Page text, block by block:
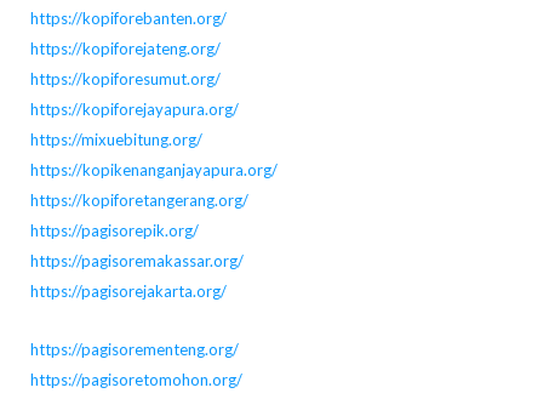
https://kopiforebanten.org/
https://kopiforejateng.org/
https://kopiforesumut.org/
https://kopiforejayapura.org/
https://mixuebitung.org/
https://kopikenanganjayapura.org/
https://kopiforetangerang.org/
https://pagisorepik.org/
https://pagisoremakassar.org/
https://pagisorejakarta.org/
https://pagisorementeng.org/
https://pagisoretomohon.org/